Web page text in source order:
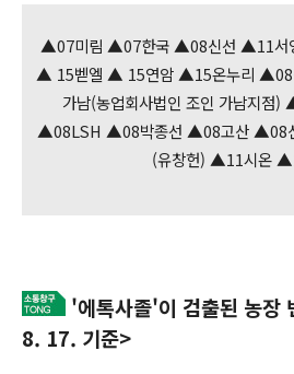
▲07미림 ▲07한국 ▲08신선 ▲11서
▲ 15벧엘 ▲ 15연암 ▲15온누리
가남(농업회사법인 조인 가남지
▲08LSH ▲08박종선 ▲08고산 ▲08
(유창헌) ▲11시온
'에톡사졸'이 검출된 농
8. 17. 기준>